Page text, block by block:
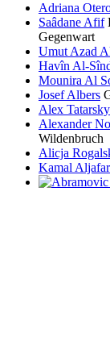
Adriana
Saâdane Afif
Gegenwart
Umut Azad
Havîn Al-
Mounira Al
Josef Albers
Alex Tatarsky
Alexander
Wildenbruch
Alicja
Kamal